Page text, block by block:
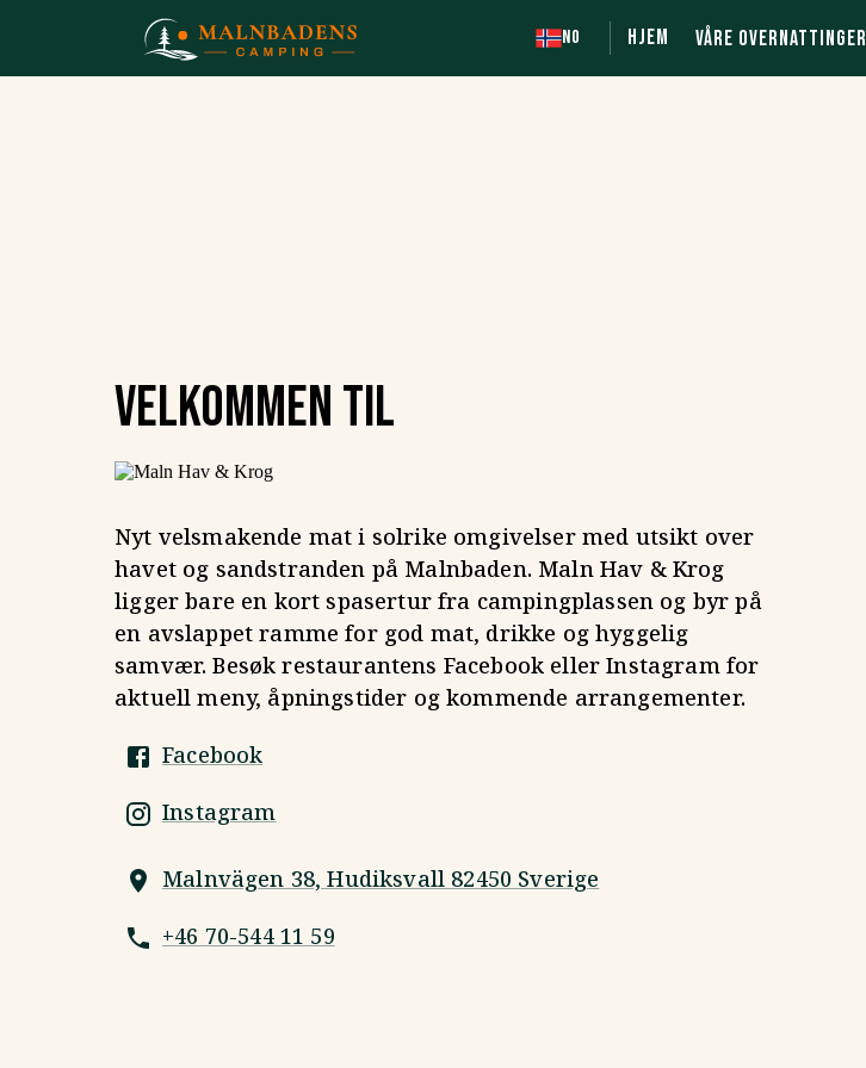
NO Hjem Våre overnattinger
Velkommen til
Nyt velsmakende mat i solrike omgivelser med utsikt over
havet og sandstranden på Malnbaden. Maln Hav & Krog
ligger bare en kort spasertur fra campingplassen og byr på
en avslappet ramme for god mat, drikke og hyggelig
samvær. Besøk restaurantens Facebook eller Instagram for
aktuell meny, åpningstider og kommende arrangementer.
Facebook
Instagram
Malnvägen 38, Hudiksvall 82450 Sverige
+46 70-544 11 59